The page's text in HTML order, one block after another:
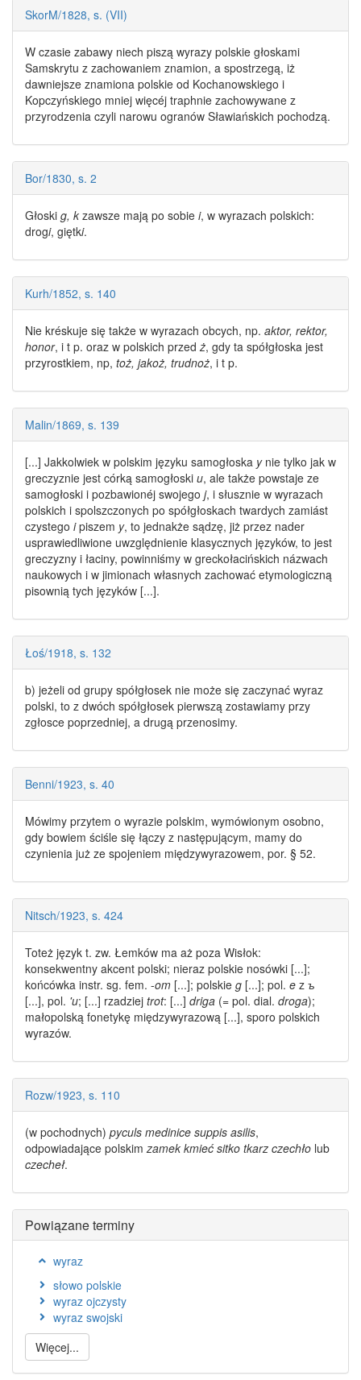
SkorM/1828, s. (VII)
W czasie zabawy niech piszą wyrazy polskie głoskami
Samskrytu z zachowaniem znamion, a spostrzegą, iż
dawniejsze znamiona polskie od Kochanowskiego i
Kopczyńskiego mniej więcéj traphnie zachowywane z
przyrodzenia czyli narowu ogranów Sławiańskich pochodzą.
Bor/1830, s. 2
Głoski g, k zawsze mają po sobie i, w wyrazach polskich:
drogi, giętki.
Kurh/1852, s. 140
Nie kréskuje się także w wyrazach obcych, np. aktor, rektor,
honor, i t p. oraz w polskich przed ż, gdy ta spółgłoska jest
przyrostkiem, np, toż, jakoż, trudnoż, i t p.
Malin/1869, s. 139
[...] Jakkolwiek w polskim języku samogłoska ynie tylko jak w
greczyznie jest córką samogłoski u, ale także powstaje ze
samogłoski i pozbawionéj swojego j, i słusznie w wyrazach
polskich i spolszczonych po spółgłoskach twardych zamiást
czystego ipiszem y, to jednakże sądzę, jiż przez nader
usprawiedliwione uwzględnienie klasycznych języków, to jest
greczyzny i łaciny, powinniśmy w greckołacińskich názwach
naukowych i w jimionach własnych zachować etymologiczną
pisownią tych języków [...].
Łoś/1918, s. 132
b) jeżeli od grupy spółgłosek nie może się zaczynać wyraz
polski, to z dwóch spółgłosek pierwszą zostawiamy przy
zgłosce poprzedniej, a drugą przenosimy.
Benni/1923, s. 40
Mówimy przytem o wyrazie polskim, wymówionym osobno,
gdy bowiem ściśle się łączy z następującym, mamy do
czynienia już ze spojeniem międzywyrazowem, por. § 52.
Nitsch/1923, s. 424
Toteż język t. zw. Łemków ma aż poza Wisłok:
konsekwentny akcent polski; nieraz polskie nosówki [...];
końcówka instr. sg. fem. -om [...]; polskie g [...]; pol. e z ъ
[...], pol. 'u; [...] rzadziej trot: [...] driga (= pol. dial. droga);
małopolską fonetykę międzywyrazową [...], sporo polskich
wyrazów.
Rozw/1923, s. 110
(w pochodnych) pyculs medinice suppis asilis,
odpowiadające polskim zamek kmieć sitko tkarz czechło lub
czecheł.
Powiązane terminy
wyraz
słowo polskie
wyraz ojczysty
wyraz swojski
Więcej...